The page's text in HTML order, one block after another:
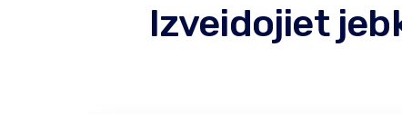
Izveidojiet